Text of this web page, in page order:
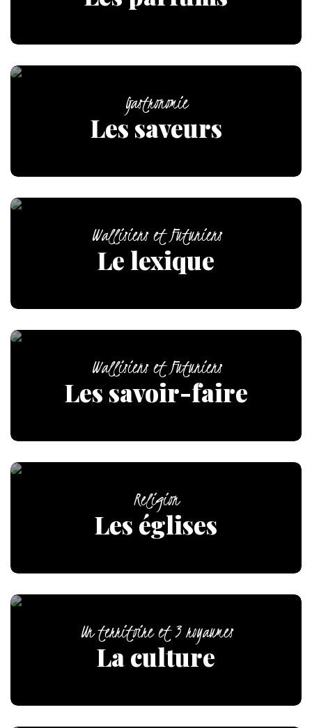
Gastronomie
Les saveurs
Wallisiens et Futuniens
Le lexique
Wallisiens et Futuniens
Les savoir-faire
Religion
Les églises
Un territoire et 3 royaumes
La culture